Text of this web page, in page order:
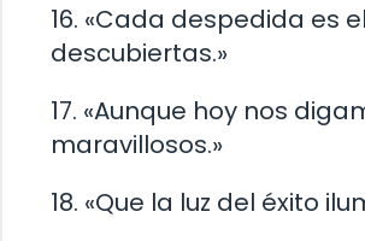
16. «Cada despedida es
descubiertas.»
17. «Aunque hoy nos
maravillosos.»
18. «Que la luz del éxito